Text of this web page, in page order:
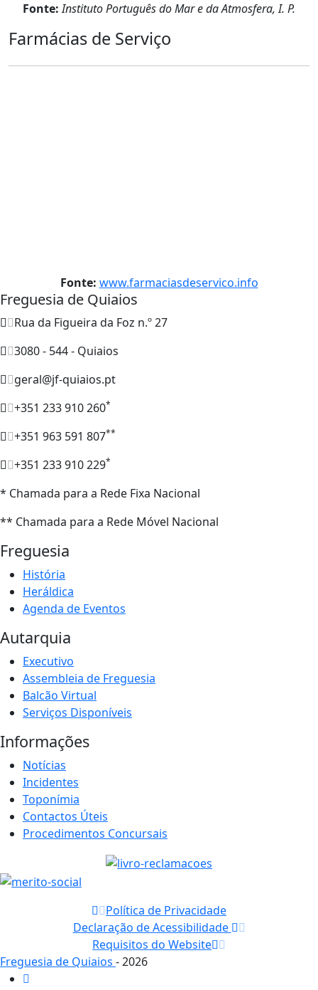
Fonte: Instituto Português do Mar e da Atmosfera, I. P.
Farmácias de Serviço
Fonte: www.farmaciasdeservico.info
Freguesia de Quiaios
Rua da Figueira da Foz n.º 27
3080 - 544 - Quiaios
geral@jf-quiaios.pt
+351 233 910 260*
+351 963 591 807**
+351 233 910 229*
* Chamada para a Rede Fixa Nacional
** Chamada para a Rede Móvel Nacional
Freguesia
História
Heráldica
Agenda de Eventos
Autarquia
Executivo
Assembleia de Freguesia
Balcão Virtual
Serviços Disponíveis
Informações
Notícias
Incidentes
Toponímia
Contactos Úteis
Procedimentos Concursais
Política de Privacidade
Declaração de Acessibilidade
Requisitos do Website
Freguesia de Quiaios - 2026